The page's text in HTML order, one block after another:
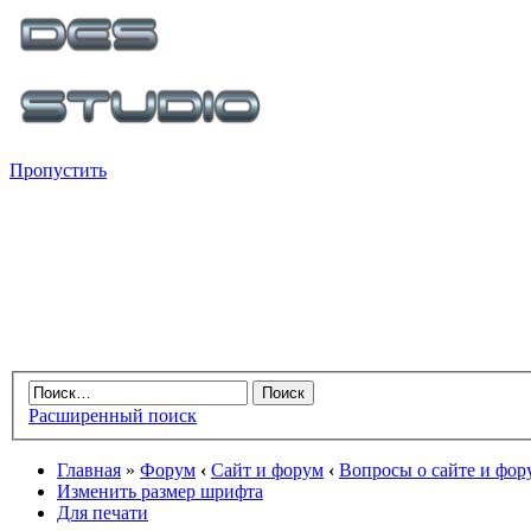
Пропустить
Расширенный поиск
Главная » Форум ‹ Сайт и форум ‹ Вопросы о сайте и
Изменить размер шрифта
Для печати